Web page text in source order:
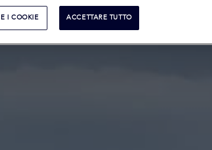
I COOKIE ACCETTARE TUTTO